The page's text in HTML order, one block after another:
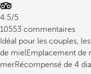
4.5/5
10553 commentaires
Idéal pour les couples,
de mielEmplacement de
merRécompensé de 4